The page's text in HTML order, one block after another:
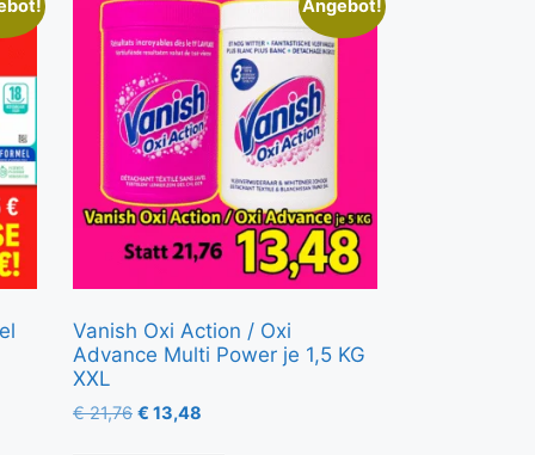
Angebot!
Vanish Oxi Action / Oxi
Advance Multi Power je 1,5 KG
XXL
€21,76 € 13,48